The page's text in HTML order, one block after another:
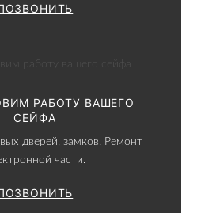
РАБОТУ ВАШЕГО
СЕЙФА
дверей, замков. Ремонт
части.